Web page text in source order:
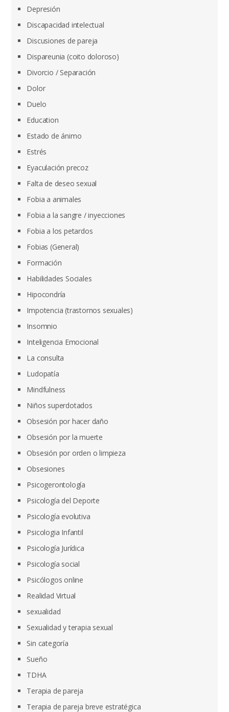
Depresión
Discapacidad intelectual
Discusiones de pareja
Dispareunia (coito doloroso)
Divorcio / Separación
Dolor
Duelo
Education
Estado de ánimo
Estrés
Eyaculación precoz
Falta de deseo sexual
Fobia a animales
Fobia a la sangre / inyecciones
Fobia a los petardos
Fobias (General)
Formación
Habilidades Sociales
Hipocondría
Impotencia (trastornos sexuales)
Insomnio
Inteligencia Emocional
La consulta
Ludopatía
Mindfulness
Niños superdotados
Obsesión por hacer daño
Obsesión por la muerte
Obsesión por orden o limpieza
Obsesiones
Psicogerontología
Psicología del Deporte
Psicología evolutiva
Psicologia Infantil
Psicología Jurídica
Psicología social
Psicólogos online
Realidad Virtual
sexualidad
Sexualidad y terapia sexual
Sin categoría
Sueño
TDHA
Terapia de pareja
Terapia de pareja breve estratégica